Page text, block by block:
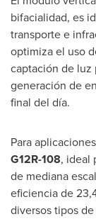
bifacialidad, es
transporte e
optimiza el uso
captación de luz
generación de
final del día.
Para
G12R-108, ideal
de mediana
eficiencia de
diversos tipos